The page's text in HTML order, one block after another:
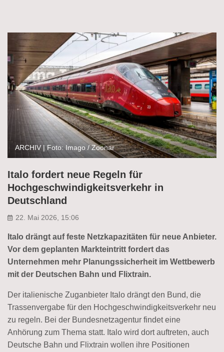
ARCHIV | Foto: Imago / Zoonar
Italo fordert neue Regeln für
Hochgeschwindigkeitsverkehr in
Deutschland
22. Mai 2026, 15:06
Italo drängt auf feste Netzkapazitäten für neue Anbieter.
Vor dem geplanten Markteintritt fordert das
Unternehmen mehr Planungssicherheit im Wettbewerb
mit der Deutschen Bahn und Flixtrain.
Der italienische Zuganbieter Italo drängt den Bund, die
Trassenvergabe für den Hochgeschwindigkeitsverkehr neu
zu regeln. Bei der Bundesnetzagentur findet eine
Anhörung zum Thema statt. Italo wird dort auftreten, auch
Deutsche Bahn und Flixtrain wollen ihre Positionen